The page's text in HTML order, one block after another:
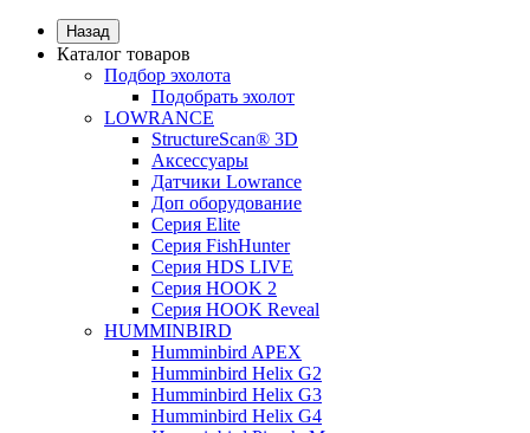
Назад
Каталог товаров
Подбор эхолота
Подобрать эхолот
LOWRANCE
StructureScan® 3D
Аксессуары
Датчики Lowrance
Доп оборудование
Серия Elite
Серия FishHunter
Серия HDS LIVE
Серия HOOK 2
Серия HOOK Reveal
HUMMINBIRD
Humminbird APEX
Humminbird Helix G2
Humminbird Helix G3
Humminbird Helix G4